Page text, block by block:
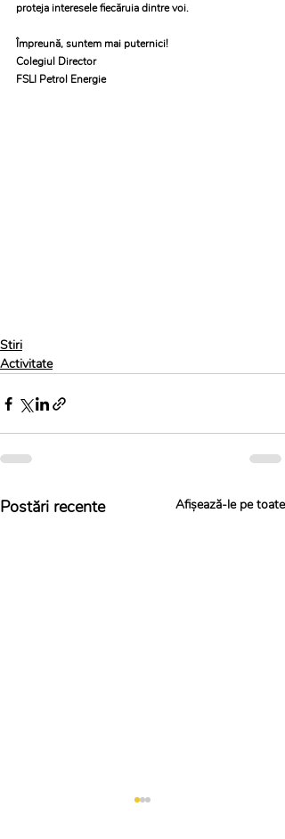
proteja interesele fiecăruia dintre voi.
Împreună, suntem mai puternici!
Colegiul Director
FSLI Petrol Energie
Stiri
Activitate
Postări recente Afișează-le pe toate